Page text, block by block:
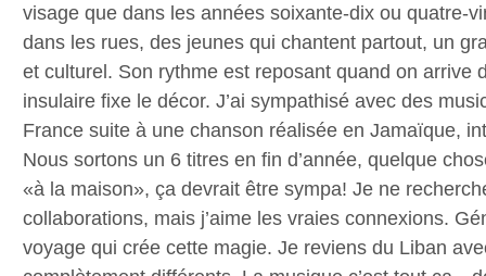
visage que dans les années soixante-dix ou quatre-
dans les rues, des jeunes qui chantent partout, un
et culturel. Son rythme est reposant quand on arrive
insulaire fixe le décor. J’ai sympathisé avec des
France suite à une chanson réalisée en Jamaïque,
Nous sortons un 6 titres en fin d’année, quelque
«à la maison», ça devrait être sympa! Je ne
collaborations, mais j’aime les vraies connexions.
voyage qui crée cette magie. Je reviens du Liban